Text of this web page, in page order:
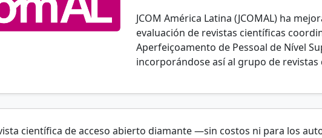
JCOM América Latina (JCOMAL) ha
evaluación de revistas científicas
Aperfeiçoamento de Pessoal de Nível
incorporándose así al grupo de
científica de acceso abierto diamante —sin costos ni para los